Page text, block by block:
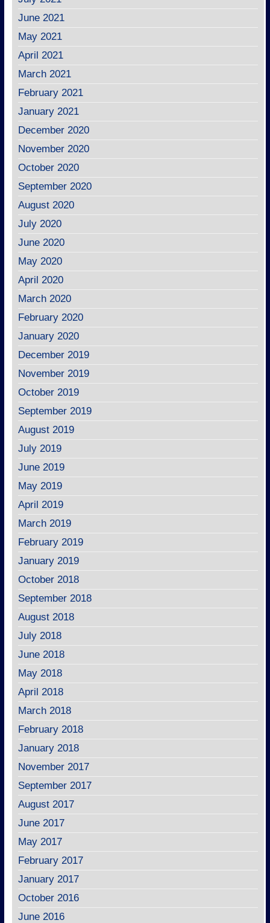
June 2021
May 2021
April 2021
March 2021
February 2021
January 2021
December 2020
November 2020
October 2020
September 2020
August 2020
July 2020
June 2020
May 2020
April 2020
March 2020
February 2020
January 2020
December 2019
November 2019
October 2019
September 2019
August 2019
July 2019
June 2019
May 2019
April 2019
March 2019
February 2019
January 2019
October 2018
September 2018
August 2018
July 2018
June 2018
May 2018
April 2018
March 2018
February 2018
January 2018
November 2017
September 2017
August 2017
June 2017
May 2017
February 2017
January 2017
October 2016
June 2016